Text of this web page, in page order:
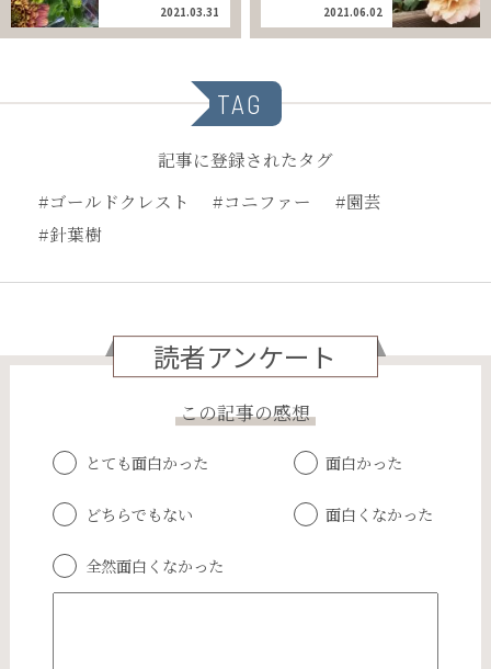
2021.03.31 2021.06.02
TAG
記事に登録されたタグ
#ゴールドクレスト
#コニファー
#園芸
#針葉樹
読者アンケート
この記事の感想
とても面白かった 面白かった
どちらでもない 面白くなかった
全然面白くなかった